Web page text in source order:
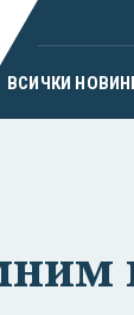
ВСИЧКИ